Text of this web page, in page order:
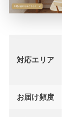
対応エリア
お届け頻度